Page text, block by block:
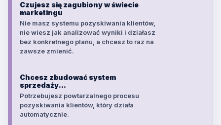
Czujesz się zagubiony w świecie
marketingu
Nie masz systemu pozyskiwania klientów,
nie wiesz jak analizować wyniki i działasz
bez konkretnego planu, a chcesz to raz na
zawsze zmienić.
Chcesz zbudować system
sprzedaży...
Potrzebujesz powtarzalnego procesu
pozyskiwania klientów, który działa
automatycznie.